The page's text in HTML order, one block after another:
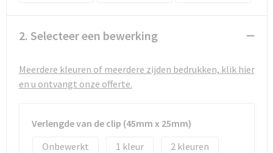
Toilettassen
Autotassen
Goodiebags
2. Selecteer een bewerking
Meerdere kleuren of meerdere zijden bedrukken, klik hier
en u ontvangt onze offerte.
Verlengde van de clip (45mm x 25mm)
Onbewerkt
1
2